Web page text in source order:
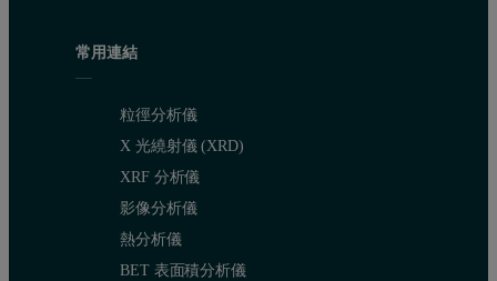
常用連結
粒徑分析儀
X 光繞射儀 (XRD)
XRF 分析儀
影像分析儀
熱分析儀
BET 表面積分析儀